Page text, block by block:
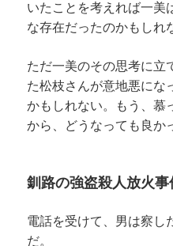
いたことを考えれば一美
な存在だったのかもしれ
ただ一美のその思考に立
た松枝さんが意地悪にな
かもしれない。もう、慕
から、どうなっても良か
釧路の強盗殺人放火事
電話を受けて、男は察し
だ。